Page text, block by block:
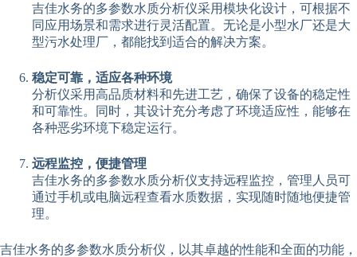
吉佳水务的多参数水质分析仪采用模块化设计，可根据不
同应用场景和需求进行灵活配置。无论是小型水厂还是大
型污水处理厂，都能找到适合的解决方案。
稳定可靠，适应各种环境
分析仪采用高品质材料和先进工艺，确保了设备的稳定性
和可靠性。同时，其设计充分考虑了环境适应性，能够在
各种恶劣环境下稳定运行。
远程监控，便捷管理
吉佳水务的多参数水质分析仪支持远程监控，管理人员可
通过手机或电脑远程查看水质数据，实现随时随地便捷管
理。
吉佳水务的多参数水质分析仪，以其卓越的性能和全面的功能，